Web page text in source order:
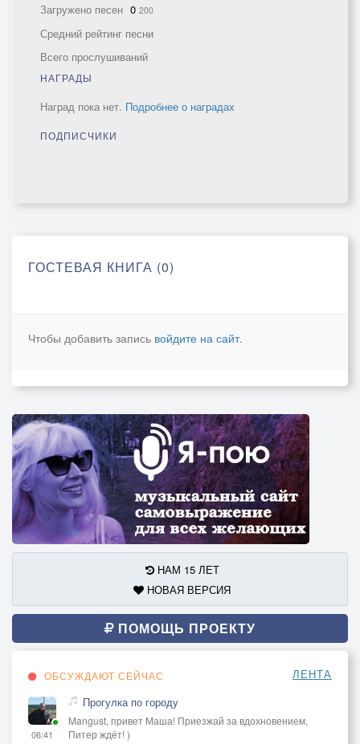
Загружено песен 0 200
Средний рейтинг песни
Всего прослушиваний
НАГРАДЫ
Наград пока нет. Подробнее о наградах
ПОДПИСЧИКИ
ГОСТЕВАЯ КНИГА (0)
Чтобы добавить запись войдите на сайт.
НАМ 15 ЛЕТ
НОВАЯ ВЕРСИЯ
ПОМОЩЬ ПРОЕКТУ
ОБСУЖДАЮТ СЕЙЧАС ЛЕНТА
06:41
Прогулка по городу
Mangust, привет Маша! Приезжай за вдохновением,
Питер ждёт! )